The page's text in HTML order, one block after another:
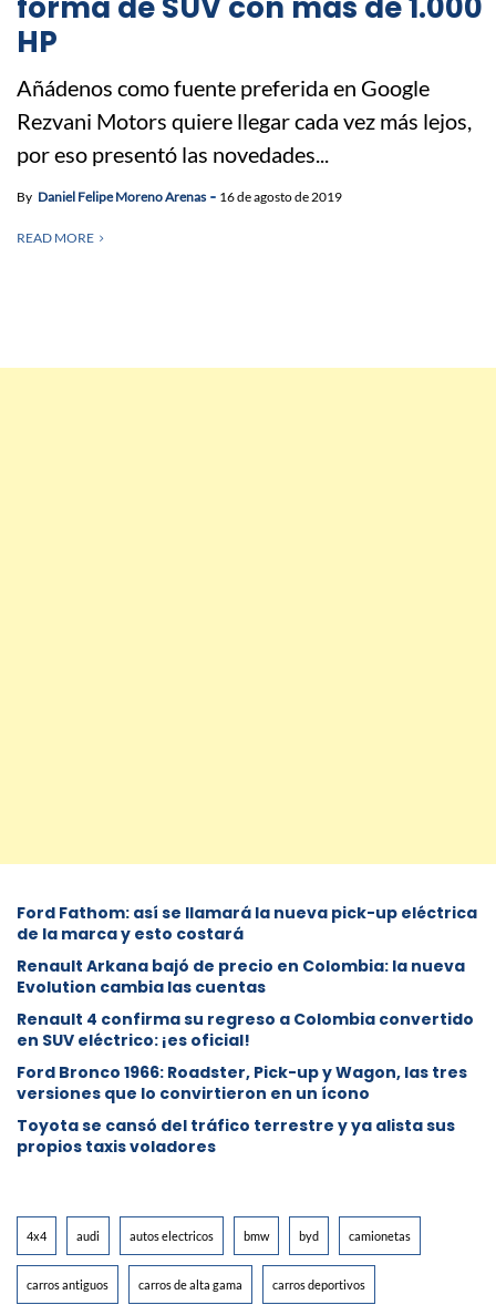
HP
Añádenos como fuente preferida en Google
Rezvani Motors quiere llegar cada vez más lejos,
por eso presentó las novedades...
By Daniel Felipe Moreno Arenas 16 de agosto de 2019
READ MORE
Ford Fathom: así se llamará la nueva pick-up eléctrica
de la marca y esto costará
Renault Arkana bajó de precio en Colombia: la nueva
Evolution cambia las cuentas
Renault 4 confirma su regreso a Colombia convertido
en SUV eléctrico: ¡es oficial!
Ford Bronco 1966: Roadster, Pick-up y Wagon, las tres
versiones que lo convirtieron en un ícono
Toyota se cansó del tráfico terrestre y ya alista sus
propios taxis voladores
4x4 audi autos electricos bmw byd camionetas
carros antiguos carros de alta gama carros deportivos